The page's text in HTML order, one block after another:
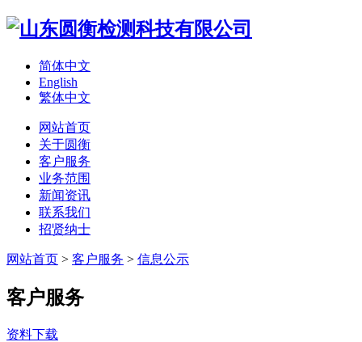
简体中文
English
繁体中文
网站首页
关于圆衡
客户服务
业务范围
新闻资讯
联系我们
招贤纳士
网站首页 > 客户服务 > 信息公示
客户服务
资料下载